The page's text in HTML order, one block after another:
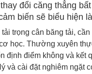
đổi căng thẳng
biến sẽ biểu hiện
trọng cân băng tải,
học. Thường xuyên
định điểm không và kết
và cài đặt nghiêm ngặt